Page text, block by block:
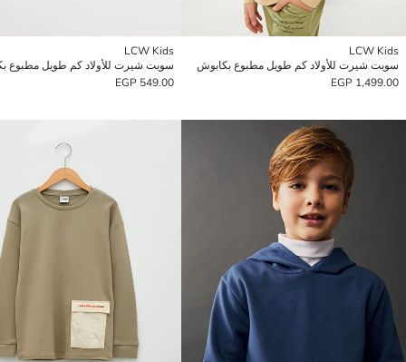
LCW Kids
سويت شيرت للأولاد كم طويل مطبوع بكابوش
1,499.00 EGP
LCW Kids
سويت شيرت للأولاد كم طويل مطبوع
549.00 EGP